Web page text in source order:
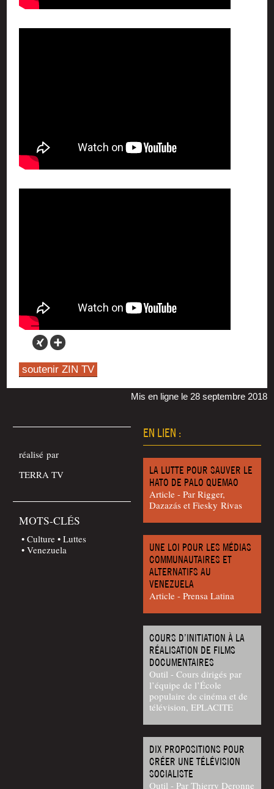
réa­li­sé par
TERRA TV
MOTS-CLÉS
Culture
Luttes
Venezuela
soutenir ZIN TV
Mis en ligne le 28 septembre 2018
EN LIEN :
LA LUTTE POUR SAUVER LE
HATO DE PALO QUEMAO
Article - Par Rig­ger,
Dazazás et Fies­ky Rivas
UNE LOI POUR LES MÉDIAS
COMMUNAUTAIRES ET
ALTERNATIFS AU
VENEZUELA
Article - Pren­sa Latina
COURS D’INITIATION À LA
RÉALISATION DE FILMS
DOCUMENTAIRES
Outil - Cours dirigés par
l’équipe de l’École
populaire de cinéma et de
télévision, EPLACITE
DIX PROPOSITIONS POUR
CRÉER UNE TÉLÉVISION
SOCIALISTE
Outil - Par Thierry Deronne